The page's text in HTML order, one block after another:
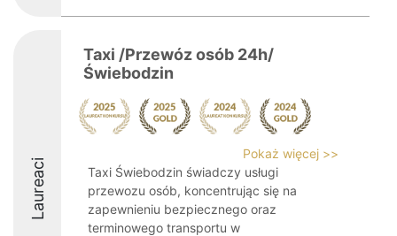
Laureaci
Taxi /Przewóz osób 24h/
Świebodzin
Pokaż więcej >>
Taxi Świebodzin świadczy usługi
przewozu osób, koncentrując się na
zapewnieniu bezpiecznego oraz
terminowego transportu w